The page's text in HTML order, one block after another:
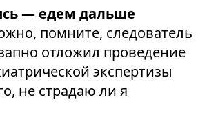
— едем дальше
помните, следователь
отложил проведение
экспертизы
не страдаю ли я